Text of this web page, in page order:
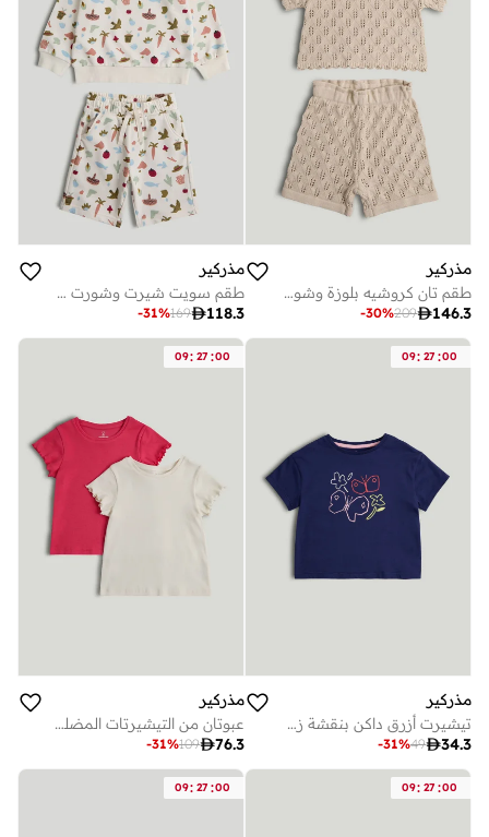
مذركير
طقم تان كروشيه بلوزة وشورت
146.3
209
-30%
مذركير
طقم سويت شيرت وشورت منزلي
118.3
169
-31%
09: 27 :00
مذركير
تيشيرت أزرق داكن بنقشة زهور
34.3
49
-31%
09: 27 :00
مذركير
عبوتان من التيشيرتات المضلعة
76.3
109
-31%
09: 27 :00
09: 27 :00